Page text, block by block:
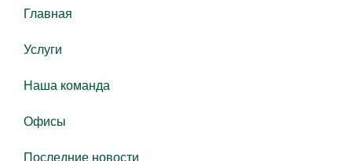
Главная
Услуги
Наша команда
Офисы
Последние новости